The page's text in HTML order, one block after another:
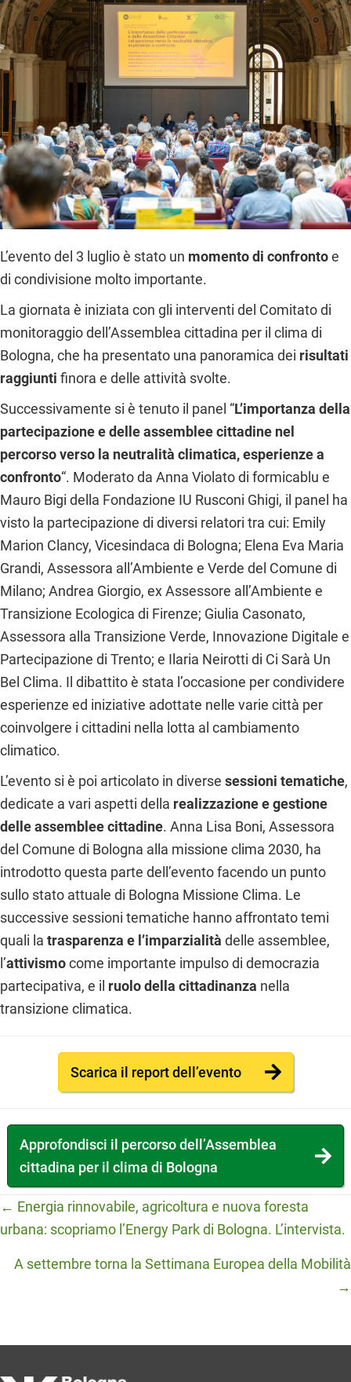
L’evento del 3 luglio è stato un momento di confrontoe
di condivisione molto importante.
La giornata è iniziata con gli interventi del Comitato di
monitoraggio dell’Assemblea cittadina per il clima di
Bologna, che ha presentato una panoramica dei risultati
raggiunti finora e delle attività svolte.
Successivamente si è tenuto il panel “L’importanza della
partecipazione e delle assemblee cittadine nel
percorso verso la neutralità climatica, esperienze a
confronto“. Moderato da Anna Violato di formicablu e
Mauro Bigi della Fondazione IU Rusconi Ghigi, il panel ha
visto la partecipazione di diversi relatori tra cui: Emily
Marion Clancy, Vicesindaca di Bologna; Elena Eva Maria
Grandi, Assessora all’Ambiente e Verde del Comune di
Milano; Andrea Giorgio, ex Assessore all’Ambiente e
Transizione Ecologica di Firenze; Giulia Casonato,
Assessora alla Transizione Verde, Innovazione Digitale e
Partecipazione di Trento; e Ilaria Neirotti di Ci Sarà Un
Bel Clima. Il dibattito è stata l’occasione per condividere
esperienze ed iniziative adottate nelle varie città per
coinvolgere i cittadini nella lotta al cambiamento
climatico.
L’evento si è poi articolato in diverse sessioni tematiche,
dedicate a vari aspetti della realizzazione e gestione
delle assemblee cittadine. Anna Lisa Boni, Assessora
del Comune di Bologna alla missione clima 2030, ha
introdotto questa parte dell’evento facendo un punto
sullo stato attuale di Bologna Missione Clima. Le
successive sessioni tematiche hanno affrontato temi
quali la trasparenza e l’imparzialità delle assemblee,
l’attivismocome importante impulso di democrazia
partecipativa, e il ruolo della cittadinanza nella
transizione climatica.
Scarica il report dell’evento
Approfondisci il percorso dell’Assemblea
cittadina per il clima di Bologna
Posts
navigation
← Energia rinnovabile, agricoltura e nuova foresta
urbana: scopriamo l’Energy Park di Bologna. L’intervista.
A settembre torna la Settimana Europea della Mobilità
→